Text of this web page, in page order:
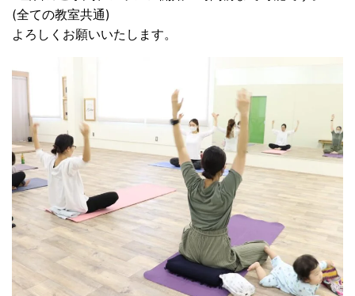
(全ての教室共通)
よろしくお願いいたします。